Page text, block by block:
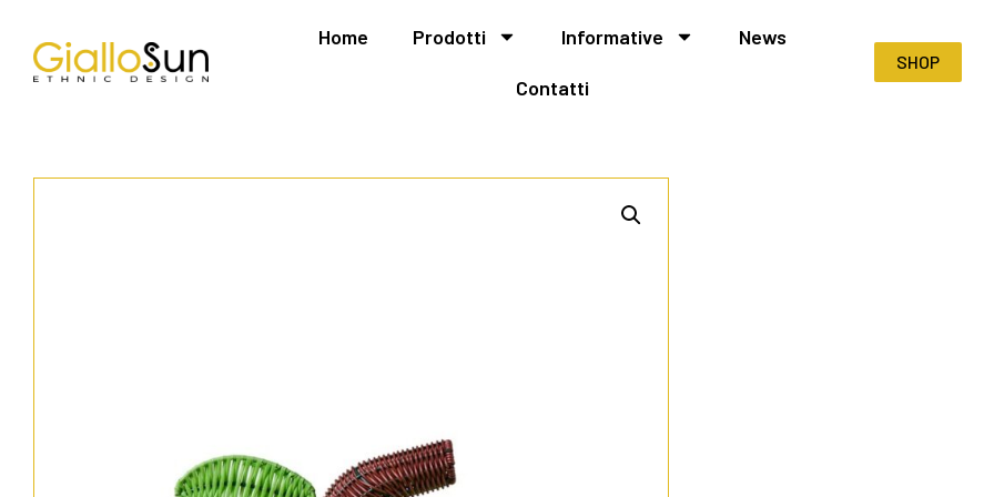
Home Prodotti Informative News
Contatti
SHOP